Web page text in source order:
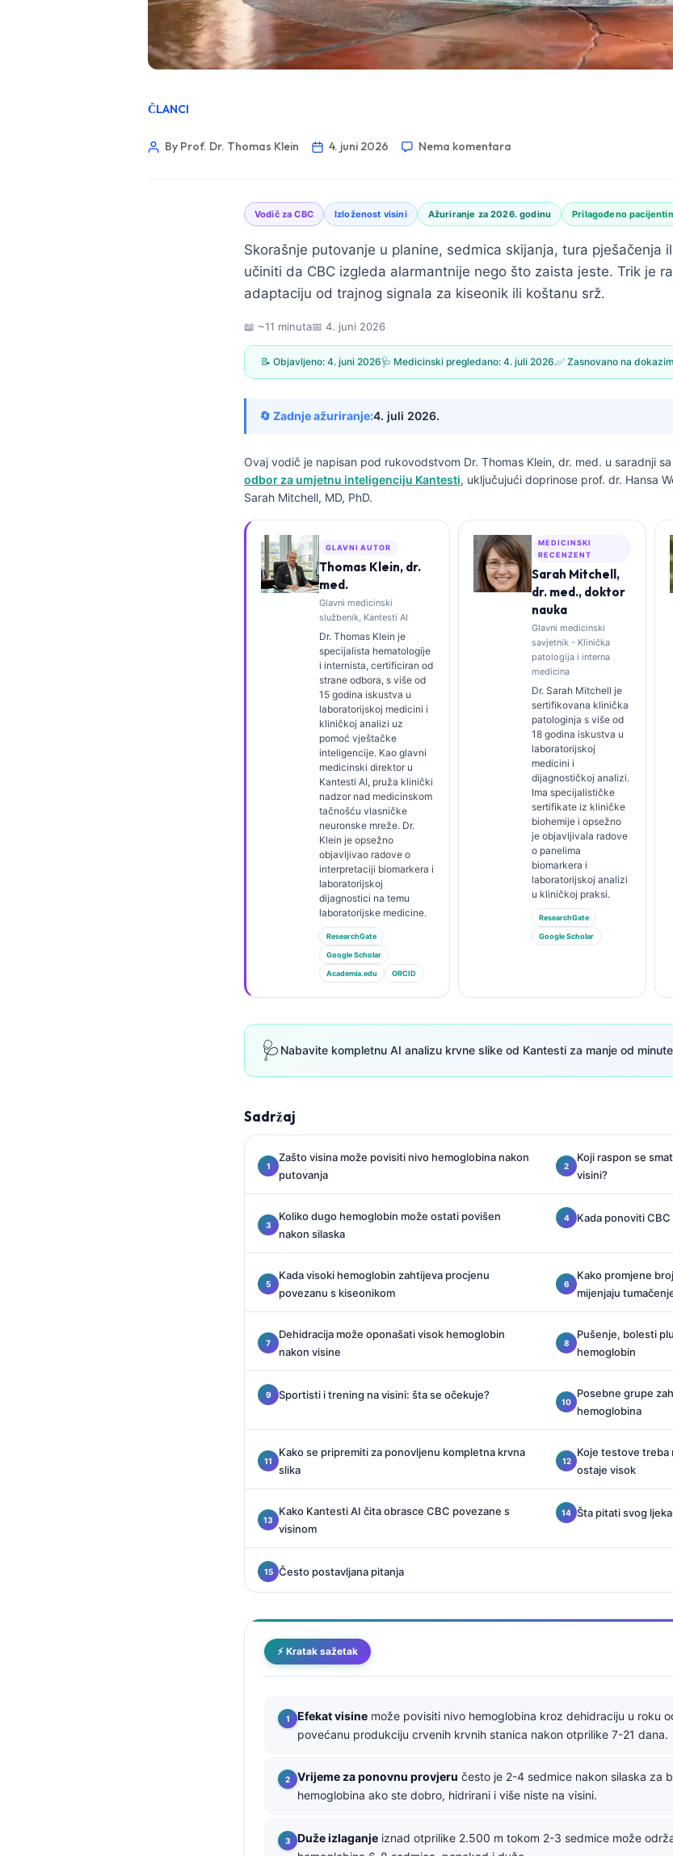
ČLANCI
By Prof. Dr. Thomas Klein 4. juni 2026 Nema komentara
Vodič za CBC Izloženost visini Ažuriranje za 2026. godinu Prilagođeno
Skorašnje putovanje u planine, sedmica skijanja, tura pješačenja
učiniti da CBC izgleda alarmantnije nego što zaista jeste. Trik je
adaptaciju od trajnog signala za kiseonik ili koštanu srž.
📖 ~11 minuta📅 4. juni 2026
📝 Objavljeno: 4. juni 2026🩺 Medicinski pregledano: 4. juli 2026.✅ Zasnovano na
🔄 Zadnje ažuriranje:4. juli 2026.
Ovaj vodič je napisan pod rukovodstvom Dr. Thomas Klein, dr. med. u saradnji sa
odbor za umjetnu inteligenciju Kantesti, uključujući doprinose prof. dr. Hansa
Sarah Mitchell, MD, PhD.
GLAVNI AUTOR
Thomas Klein, dr.
med.
Glavni medicinski
službenik, Kantesti AI
Dr. Thomas Klein je
specijalista hematologije
i internista, certificiran od
strane odbora, s više od
15 godina iskustva u
laboratorijskoj medicini i
kliničkoj analizi uz
pomoć vještačke
inteligencije. Kao glavni
medicinski direktor u
Kantesti AI, pruža klinički
nadzor nad medicinskom
tačnošću vlasničke
neuronske mreže. Dr.
Klein je opsežno
objavljivao radove o
interpretaciji biomarkera i
laboratorijskoj
dijagnostici na temu
laboratorijske medicine.
ResearchGate
Google Scholar
Academia.edu ORCID
MEDICINSKI
RECENZENT
Sarah Mitchell,
dr. med., doktor
nauka
Glavni medicinski
savjetnik - Klinička
patologija i interna
medicina
Dr. Sarah Mitchell je
sertifikovana klinička
patologinja s više od
18 godina iskustva u
laboratorijskoj
medicini i
dijagnostičkoj analizi.
Ima specijalističke
sertifikate iz kliničke
biohemije i opsežno
je objavljivala radove
o panelima
biomarkera i
laboratorijskoj analizi
u kliničkoj praksi.
ResearchGate
Google Scholar
🩺 Nabavite kompletnu AI analizu krvne slike od Kantesti za manje od
Sadržaj
Zašto visina može povisiti nivo hemoglobina nakon
putovanja
Koji raspon se
visini?
Koliko dugo hemoglobin može ostati povišen
nakon silaska
Kada ponoviti
Kada visoki hemoglobin zahtijeva procjenu
povezanu s kiseonikom
Kako promjene
mijenjaju
Dehidracija može oponašati visok hemoglobin
nakon visine
Pušenje, bolesti
hemoglobin
Sportisti i trening na visini: šta se očekuje?
Posebne grupe
hemoglobina
Kako se pripremiti za ponovljenu kompletna krvna
slika
Koje testove treba
ostaje visok
Kako Kantesti AI čita obrasce CBC povezane s
visinom
Šta pitati svog
Često postavljana pitanja
⚡ Kratak sažetak
Efekat visine može povisiti nivo hemoglobina kroz dehidraciju u roku
povećanu produkciju crvenih krvnih stanica nakon otprilike 7-21 dana.
Vrijeme za ponovnu provjeru često je 2-4 sedmice nakon silaska za
hemoglobina ako ste dobro, hidrirani i više niste na visini.
Duže izlaganje iznad otprilike 2.500 m tokom 2-3 sedmice može